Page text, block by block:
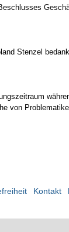
Stenzel
von
Kontakt